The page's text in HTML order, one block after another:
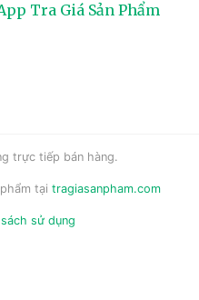
Tra Giá Sản Phẩm
trực tiếp bán hàng.
tại tragiasanpham.com
sử dụng